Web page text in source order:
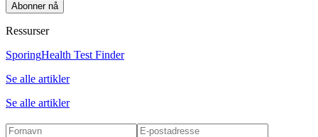
Abonner nå
Ressurser
SporingHealth Test Finder
Se alle artikler
Se alle artikler